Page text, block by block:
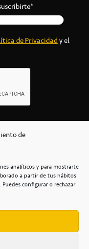
de
analíticos y para mostrarte
a partir de tus hábitos
configurar o rechazar
de Privacidady el
La Laguna